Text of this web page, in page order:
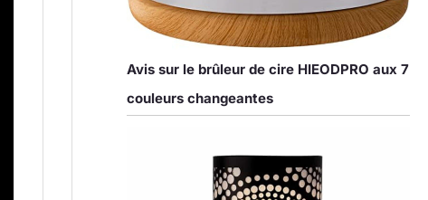
Avis sur le brûleur de cire HIEODPRO aux 7
couleurs changeantes